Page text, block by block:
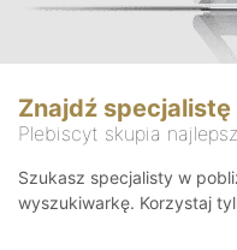
Znajdź specjalistę
Plebiscyt skupia
Szukasz specjalisty w
wyszukiwarkę. Korzystaj